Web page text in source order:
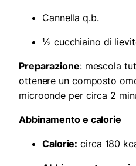
Cannella q.b.
½ cucchiaino di
Preparazione: mescola
ottenere un composto
microonde per circa 2
Abbinamento e calorie
Calorie: circa 180